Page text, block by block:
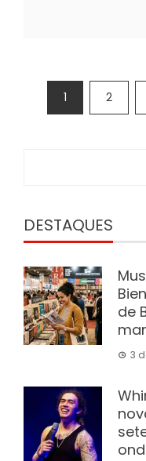
de
1 2
DESTAQUES
de
3